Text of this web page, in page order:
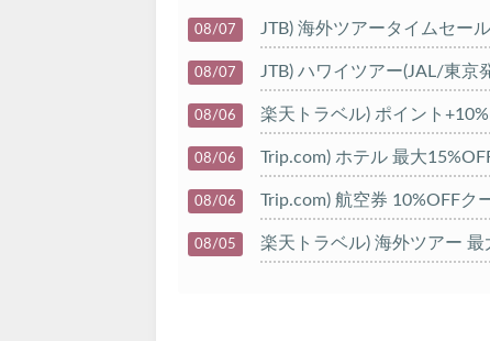
08/07 JTB) 海外ツアータイムセール
08/07 JTB) ハワイツアー(JAL/東京
08/06 楽天トラベル) ポイント
08/06 Trip.com) ホテル 最大
08/06 Trip.com) 航空券 10%OFFク
08/05 楽天トラベル) 海外ツアー